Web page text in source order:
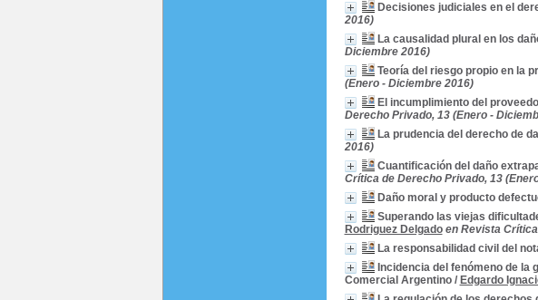
Decisiones judiciales en el
2016)
La causalidad plural en los
Diciembre 2016)
Teoría del riesgo propio en la
(Enero - Diciembre 2016)
El incumplimiento del
Derecho Privado, 13 (Enero -
La prudencia del derecho de
2016)
Cuantificación del daño
Crítica de Derecho Privado, 13
Daño moral y producto
Superando las viejas
Rodriguez Delgado en Revista
La responsabilidad civil del
Incidencia del fenómeno de
Comercial Argentino/ Edgardo